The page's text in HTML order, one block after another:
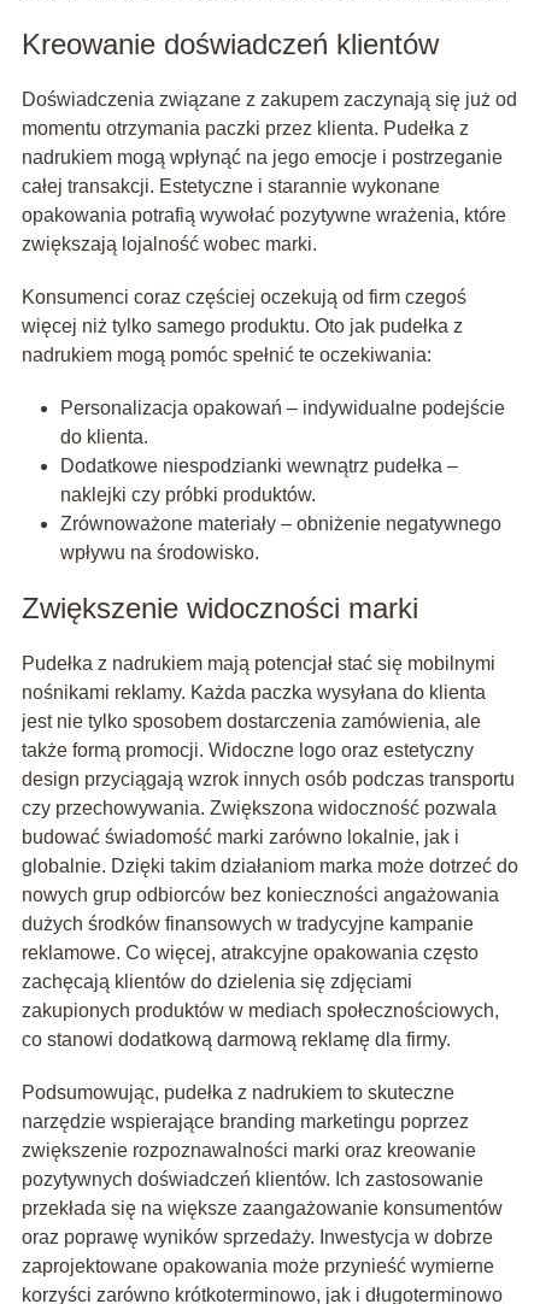
Kreowanie doświadczeń klientów
Doświadczenia związane z zakupem zaczynają się już od
momentu otrzymania paczki przez klienta. Pudełka z
nadrukiem mogą wpłynąć na jego emocje i postrzeganie
całej transakcji. Estetyczne i starannie wykonane
opakowania potrafią wywołać pozytywne wrażenia, które
zwiększają lojalność wobec marki.
Konsumenci coraz częściej oczekują od firm czegoś
więcej niż tylko samego produktu. Oto jak pudełka z
nadrukiem mogą pomóc spełnić te oczekiwania:
Personalizacja opakowań – indywidualne podejście
do klienta.
Dodatkowe niespodzianki wewnątrz pudełka –
naklejki czy próbki produktów.
Zrównoważone materiały – obniżenie negatywnego
wpływu na środowisko.
Zwiększenie widoczności marki
Pudełka z nadrukiem mają potencjał stać się mobilnymi
nośnikami reklamy. Każda paczka wysyłana do klienta
jest nie tylko sposobem dostarczenia zamówienia, ale
także formą promocji. Widoczne logo oraz estetyczny
design przyciągają wzrok innych osób podczas transportu
czy przechowywania. Zwiększona widoczność pozwala
budować świadomość marki zarówno lokalnie, jak i
globalnie. Dzięki takim działaniom marka może dotrzeć do
nowych grup odbiorców bez konieczności angażowania
dużych środków finansowych w tradycyjne kampanie
reklamowe. Co więcej, atrakcyjne opakowania często
zachęcają klientów do dzielenia się zdjęciami
zakupionych produktów w mediach społecznościowych,
co stanowi dodatkową darmową reklamę dla firmy.
Podsumowując, pudełka z nadrukiem to skuteczne
narzędzie wspierające branding marketingu poprzez
zwiększenie rozpoznawalności marki oraz kreowanie
pozytywnych doświadczeń klientów. Ich zastosowanie
przekłada się na większe zaangażowanie konsumentów
oraz poprawę wyników sprzedaży. Inwestycja w dobrze
zaprojektowane opakowania może przynieść wymierne
korzyści zarówno krótkoterminowo, jak i długoterminowo